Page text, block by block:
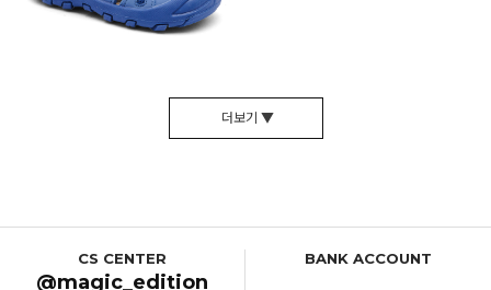
더보기 ▼
CS CENTER
@magic_edition
BANK ACCOUNT